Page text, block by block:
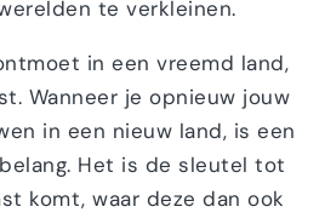
te verkleinen.
in een vreemd land,
Wanneer je opnieuw jouw
in een nieuw land, is een
Het is de sleutel tot
komt, waar deze dan ook